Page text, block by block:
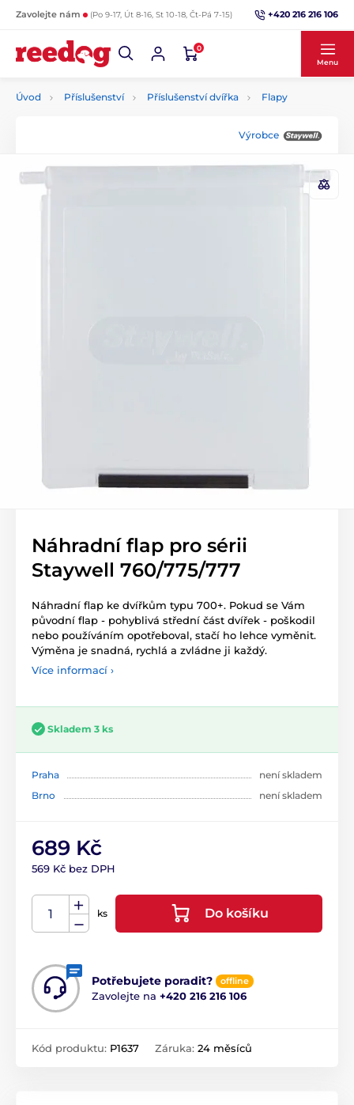
Zavolejte nám (Po 9-17, Út 8-16, St 10-18, Čt-Pá 7-15) +420 216 216 106
0
Menu
Úvod Příslušenství Příslušenství dvířka Flapy
Výrobce
Náhradní flap pro sérii
Staywell 760/775/777
Náhradní flap ke dvířkům typu 700+. Pokud se Vám
původní flap - pohyblivá střední část dvířek - poškodil
nebo používáním opotřeboval, stačí ho lehce vyměnit.
Výměna je snadná, rychlá a zvládne ji každý.
Více informací ›
Skladem 3 ks
Praha
není skladem
Brno
není skladem
689 Kč
569 Kč bez DPH
ks Do košíku
Potřebujete poradit? offline
Zavolejte na +420 216 216 106
Kód produktu: P1637 Záruka: 24 měsíců